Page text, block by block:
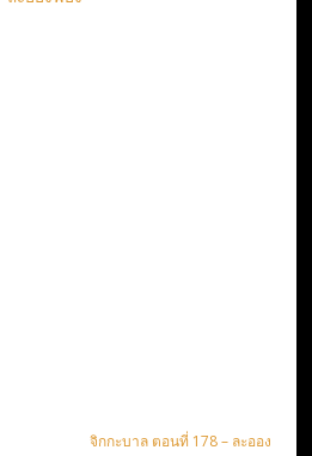
จิกกะบาล ตอนที่ 178 – ละออง